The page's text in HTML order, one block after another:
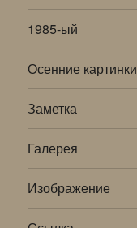
1985-ый
Осенние картинки
Заметка
Галерея
Изображение